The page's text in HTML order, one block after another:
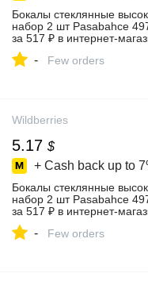
Бокалы стеклянные
набор 2 шт Pasabahce
за 517 ₽ в
- Few orders
Wildberries
5.17 $
+ Cash back up to
Бокалы стеклянные
набор 2 шт Pasabahce
за 517 ₽ в
- Few orders